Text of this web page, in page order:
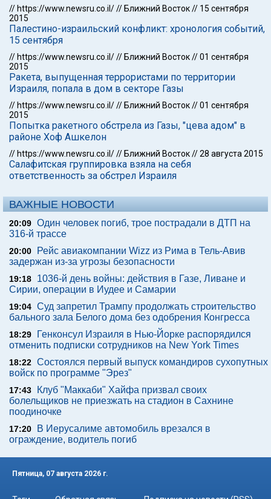
// https://www.newsru.co.il/// Ближний Восток// 15 сентября
2015
Палестино-израильский конфликт: хронология событий,
15 сентября
// https://www.newsru.co.il/// Ближний Восток//01 сентября
2015
Ракета, выпущенная террористами по территории
Израиля, попала в дом в секторе Газы
// https://www.newsru.co.il/// Ближний Восток//01 сентября
2015
Попытка ракетного обстрела из Газы, "цева адом" в
районе Хоф Ашкелон
// https://www.newsru.co.il/// Ближний Восток//28 августа 2015
Салафитская группировка взяла на себя
ответственность за обстрел Израиля
ВАЖНЫЕ НОВОСТИ
20:09 Один человек погиб, трое пострадали в ДТП на
316-й трассе
20:00
Рейс авиакомпании Wizz из Рима в Тель-Авив
задержан из-за угрозы безопасности
19:18
1036-й день войны: действия в Газе, Ливане и
Сирии, операции в Иудее и Самарии
19:04 Суд запретил Трампу продолжать строительство
бального зала Белого дома без одобрения Конгресса
18:29
Генконсул Израиля в Нью-Йорке распорядился
отменить подписки сотрудников на New York Times
18:22 Состоялся первый выпуск командиров сухопутных
войск по программе "Эрез"
17:43
Клуб "Маккаби" Хайфа призвал своих
болельщиков не приезжать на стадион в Сахнине
поодиночке
17:20
В Иерусалиме автомобиль врезался в
ограждение, водитель погиб
Пятница, 07 августа 2026 г.